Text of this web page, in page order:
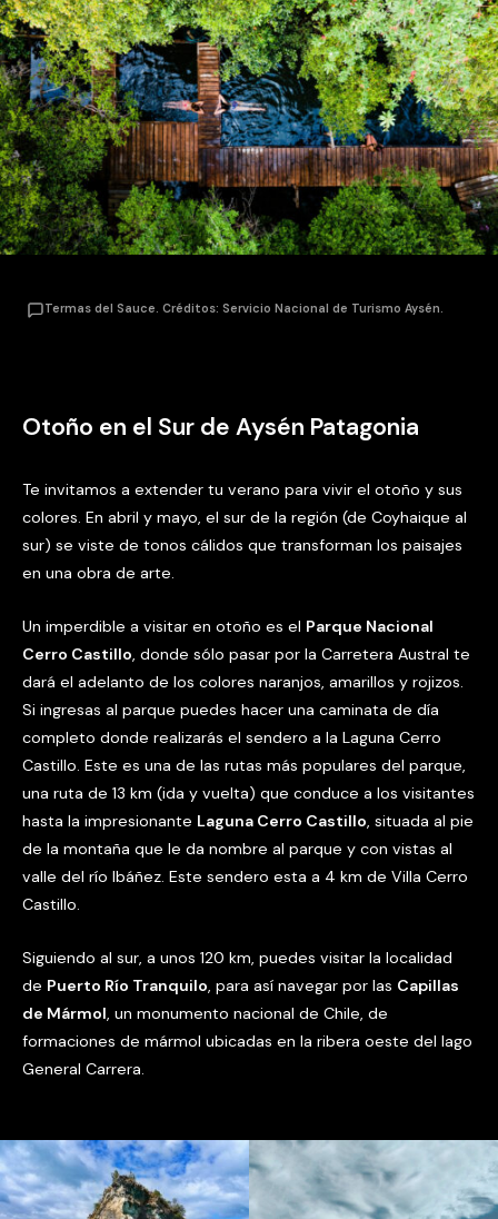
Termas del Sauce. Créditos: Servicio Nacional de Turismo Aysén.
Otoño en el Sur de Aysén Patagonia
Te invitamos a extender tu verano para vivir el otoño y sus
colores. En abril y mayo, el sur de la región (de Coyhaique al
sur) se viste de tonos cálidos que transforman los paisajes
en una obra de arte.
Un imperdible a visitar en otoño es el Parque Nacional
Cerro Castillo, donde sólo pasar por la Carretera Austral te
dará el adelanto de los colores naranjos, amarillos y rojizos.
Si ingresas al parque puedes hacer una caminata de día
completo donde realizarás el sendero a la Laguna Cerro
Castillo. Este es una de las rutas más populares del parque,
una ruta de 13 km (ida y vuelta) que conduce a los visitantes
hasta la impresionante Laguna Cerro Castillo, situada al pie
de la montaña que le da nombre al parque y con vistas al
valle del río Ibáñez. Este sendero esta a 4 km de Villa Cerro
Castillo.
Siguiendo al sur, a unos 120 km, puedes visitar la localidad
de Puerto Río Tranquilo, para así navegar por las Capillas
de Mármol, un monumento nacional de Chile, de
formaciones de mármol ubicadas en la ribera oeste del lago
General Carrera.